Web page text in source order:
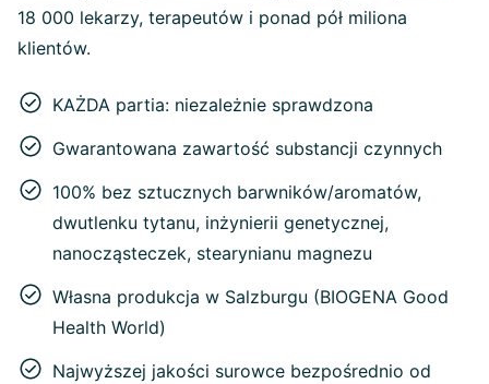
18 000 lekarzy, terapeutów i ponad pół miliona
klientów.
KAŻDA partia: niezależnie sprawdzona
Gwarantowana zawartość substancji czynnych
100% bez sztucznych barwników/aromatów,
dwutlenku tytanu, inżynierii genetycznej,
nanocząsteczek, stearynianu magnezu
Własna produkcja w Salzburgu (BIOGENA Good
Health World)
Najwyższej jakości surowce bezpośrednio od